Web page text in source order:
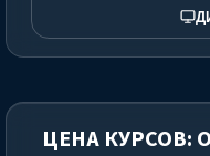
ЦЕНА КУРСОВ: